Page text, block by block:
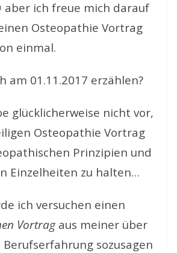
aber ich freue mich darauf
Osteopathie Vortrag
einmal.
am 01.11.2017 erzählen?
glücklicherweise nicht vor,
Osteopathie Vortrag
Prinzipien und
Einzelheiten zu halten…
ich versuchen einen
Vortragaus meiner über
sozusagen